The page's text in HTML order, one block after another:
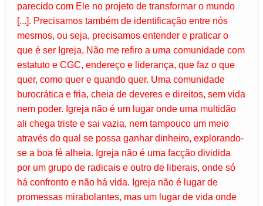
parecido com Ele no projeto de transformar o mundo
[...]. Precisamos também de identificação entre nós
mesmos, ou seja, precisamos entender e praticar o
que é ser Igreja, Não me refiro a uma comunidade com
estatuto e CGC, endereço e liderança, que faz o que
quer, como quer e quando quer. Uma comunidade
burocrática e fria, cheia de deveres e direitos, sem vida
nem poder. Igreja não é um lugar onde uma multidão
ali chega triste e sai vazia, nem tampouco um meio
através do qual se possa ganhar dinheiro, explorando-
se a boa fé alheia. Igreja não é uma facção dividida
por um grupo de radicais e outro de liberais, onde só
há confronto e não há vida. Igreja não é lugar de
promessas mirabolantes, mas um lugar de vida onde